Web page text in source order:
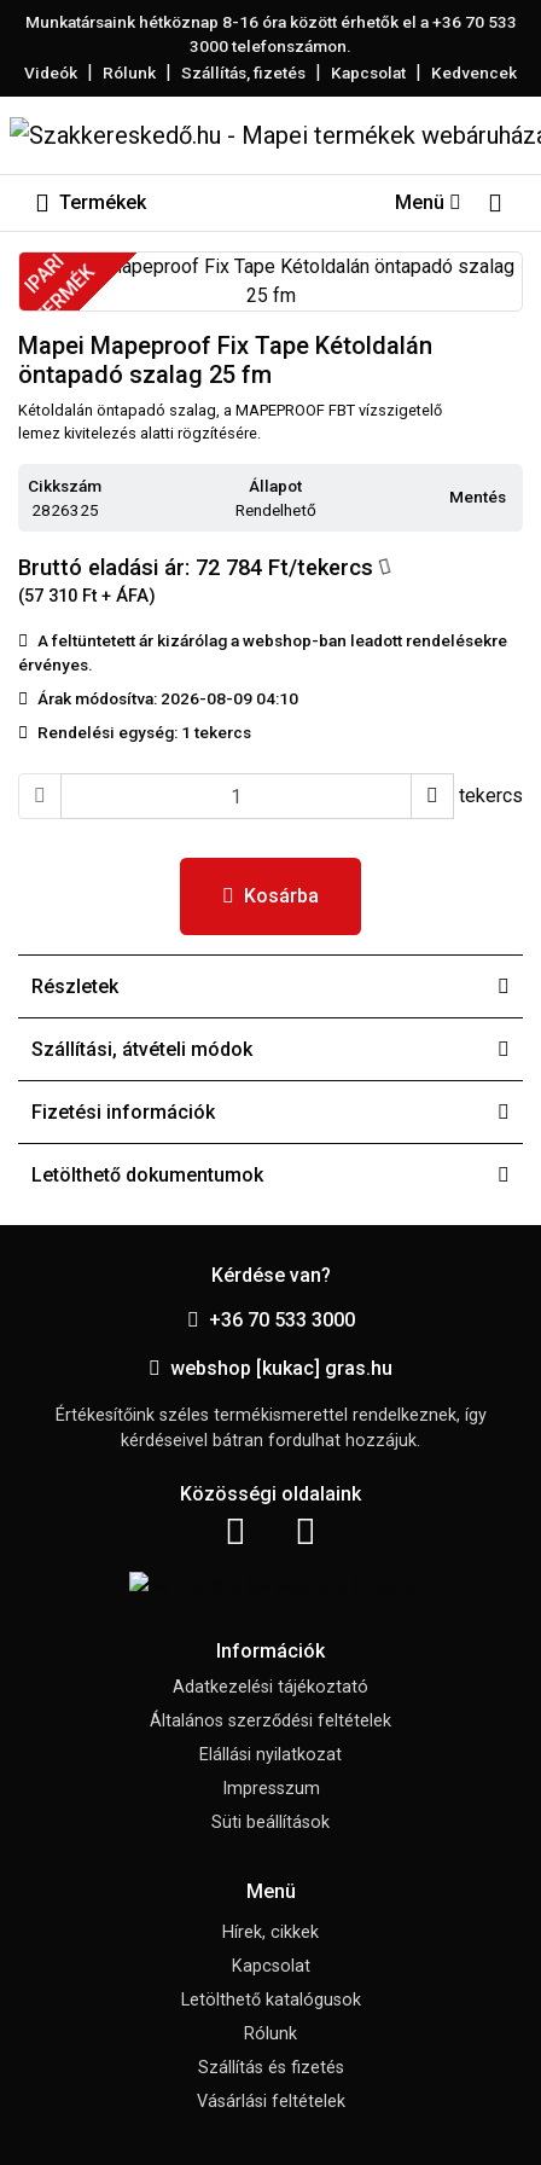
Munkatársaink hétköznap 8-16 óra között érhetők el a+36 70 533
3000telefonszámon.
Videók | Rólunk | Szállítás, fizetés | Kapcsolat | Kedvencek
Termékek Menü
IPARI
TERMÉK
Mapei Mapeproof Fix Tape Kétoldalán
öntapadó szalag 25 fm
Kétoldalán öntapadó szalag, a MAPEPROOF FBT vízszigetelő
lemez kivitelezés alatti rögzítésére.
Cikkszám
2826325
Állapot
Rendelhető
Mentés
Bruttó eladási ár: 72 784 Ft/tekercs
(57 310 Ft + ÁFA)
A feltüntetett ár kizárólag a webshop-ban leadott rendelésekre
érvényes.
Árak módosítva: 2026-08-09 04:10
Rendelési egység: 1 tekercs
tekercs
Kosárba
Részletek
Szállítási, átvételi módok
Fizetési információk
Letölthető dokumentumok
Kérdése van?
+36 70 533 3000
webshop [kukac] gras.hu
Értékesítőink széles termékismerettel rendelkeznek, így
kérdéseivel bátran fordulhat hozzájuk.
Közösségi oldalaink
Információk
Adatkezelési tájékoztató
Általános szerződési feltételek
Elállási nyilatkozat
Impresszum
Süti beállítások
Menü
Hírek, cikkek
Kapcsolat
Letölthető katalógusok
Rólunk
Szállítás és fizetés
Vásárlási feltételek